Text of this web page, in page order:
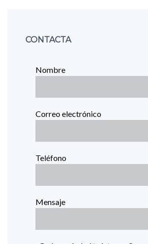
CONTACTA
Nombre
Correo electrónico
Teléfono
Mensaje